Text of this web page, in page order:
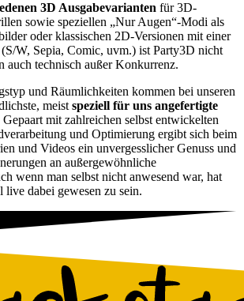
3D Ausgabevarianten für 3D-
sowie speziellen „Nur Augen“-Modi als
oder klassischen 2D-Versionen mit einer
W, Sepia, Comic, uvm.) ist Party3D nicht
auch technisch außer Konkurrenz.
und Räumlichkeiten kommen bei unseren
meist speziell für uns angefertigte
mit zahlreichen selbst entwickelten
und Optimierung ergibt sich beim
und Videos ein unvergesslicher Genuss und
an außergewöhnliche
wenn man selbst nicht anwesend war, hat
live dabei gewesen zu sein.